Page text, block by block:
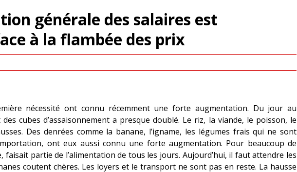
générale des salaires est
à la flambée des prix
nécessité ont connu récemment une forte augmentation. Du jour au
cubes d’assaisonnement a presque doublé. Le riz, la viande, le poisson, le
Des denrées comme la banane, l’igname, les légumes frais qui ne sont
ont eux aussi connu une forte augmentation. Pour beaucoup de
faisait partie de l’alimentation de tous les jours. Aujourd’hui, il faut attendre les
coutent chères. Les loyers et le transport ne sont pas en reste. La hausse